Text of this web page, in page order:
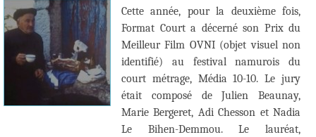
Cette année, pour la deuxième fois,
Format Court a décerné son Prix du
Meilleur Film OVNI (objet visuel non
identifié) au festival namurois du
court métrage, Média 10-10. Le jury
était composé de Julien Beaunay,
Marie Bergeret, Adi Chesson et Nadia
Le Bihen-Demmou. Le lauréat,